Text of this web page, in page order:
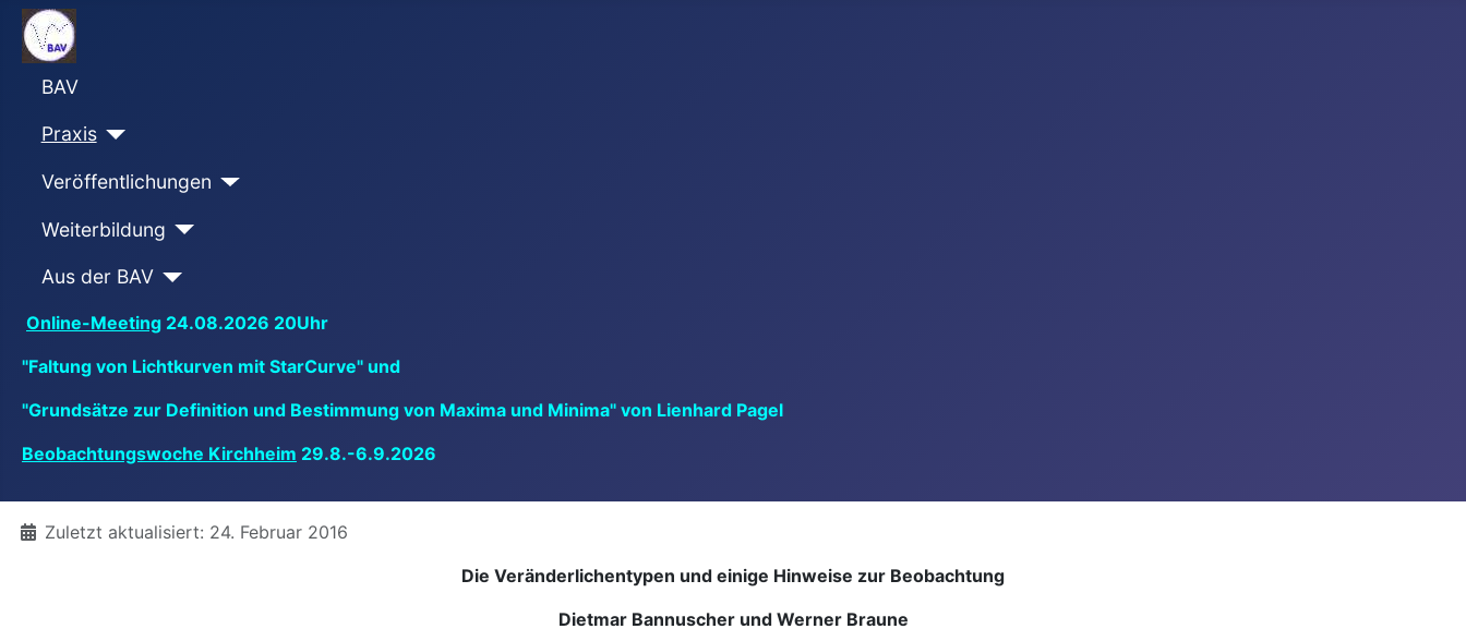
BAV
Praxis
Veröffentlichungen
Weiterbildung
Aus der BAV
Online-Meeting 24.08.2026 20Uhr
"Faltung von Lichtkurven mit StarCurve" und
"Grundsätze zur Definition und Bestimmung von Maxima und Minima" von Lienhard Pagel
Beobachtungswoche Kirchheim 29.8.-6.9.2026
DetailsZuletzt aktualisiert: 24. Februar 2016
Die Veränderlichentypen und einige Hinweise zur Beobachtung
Dietmar Bannuscher und Werner Braune